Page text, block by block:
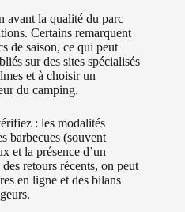
avant la qualité du parc
Certains remarquent
de saison, ce qui peut
sur des sites spécialisés
et à choisir un
du camping.
: les modalités
barbecues (souvent
et la présence d’un
retours récents, on peut
en ligne et des bilans